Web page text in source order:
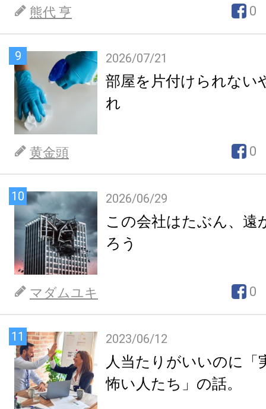
熊代 亨 0
9 2026/07/21
部屋を片付けられない
れ
黄金頭 0
10 2026/06/29
この会社はたぶん、遠
ろう
マダムユキ 0
11 2023/06/12
人当たりがいいのに「
怖い人たち」の話。